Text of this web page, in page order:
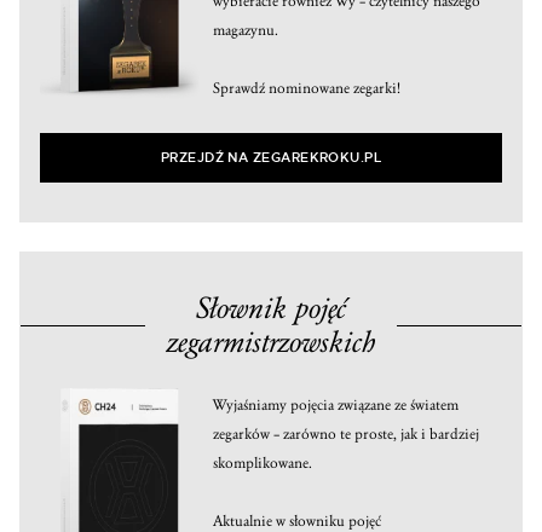
magazynu.
Sprawdź nominowane zegarki!
PRZEJDŹ NA ZEGAREKROKU.PL
Słownik pojęć
zegarmistrzowskich
Wyjaśniamy pojęcia związane ze światem
zegarków – zarówno te proste, jak i bardziej
skomplikowane.
Aktualnie w słowniku pojęć